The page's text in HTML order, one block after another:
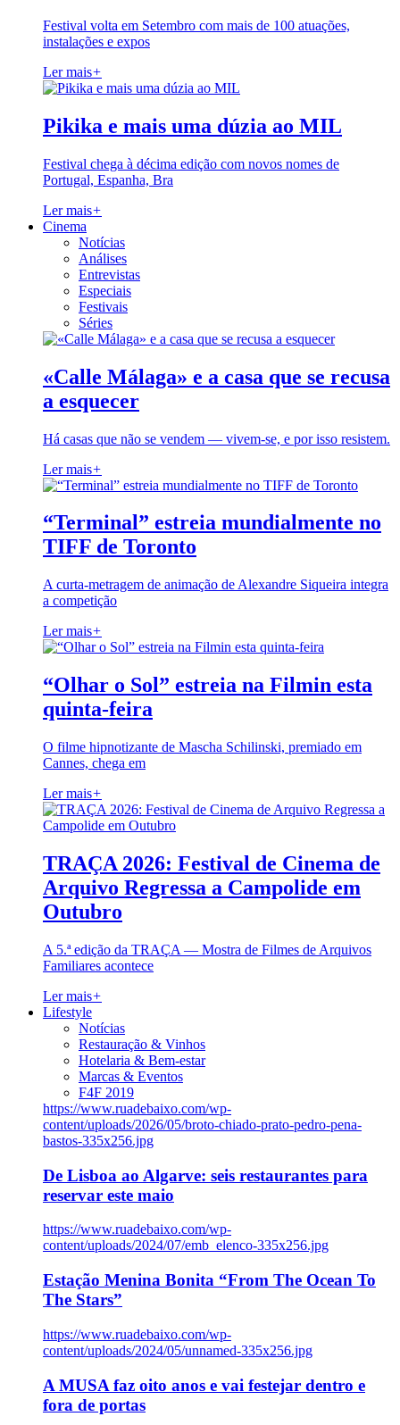
Festival volta em Setembro com mais de 100 atuações,
instalações e expos
Ler mais+
Pikika e mais uma dúzia ao MIL
Festival chega à décima edição com novos nomes de
Portugal, Espanha, Bra
Ler mais+
Cinema
Notícias
Análises
Entrevistas
Especiais
Festivais
Séries
«Calle Málaga» e a casa que se recusa
a esquecer
Há casas que não se vendem — vivem-se, e por isso resistem.
Ler mais+
“Terminal” estreia mundialmente no
TIFF de Toronto
A curta-metragem de animação de Alexandre Siqueira integra
a competição
Ler mais+
“Olhar o Sol” estreia na Filmin esta
quinta-feira
O filme hipnotizante de Mascha Schilinski, premiado em
Cannes, chega em
Ler mais+
TRAÇA 2026: Festival de Cinema de
Arquivo Regressa a Campolide em
Outubro
A 5.ª edição da TRAÇA — Mostra de Filmes de Arquivos
Familiares acontece
Ler mais+
Lifestyle
Notícias
Restauração & Vinhos
Hotelaria & Bem-estar
Marcas & Eventos
F4F 2019
https://www.ruadebaixo.com/wp-
content/uploads/2026/05/broto-chiado-prato-pedro-pena-
bastos-335x256.jpg
De Lisboa ao Algarve: seis restaurantes para
reservar este maio
https://www.ruadebaixo.com/wp-
content/uploads/2024/07/emb_elenco-335x256.jpg
Estação Menina Bonita “From The Ocean To
The Stars”
https://www.ruadebaixo.com/wp-
content/uploads/2024/05/unnamed-335x256.jpg
A MUSA faz oito anos e vai festejar dentro e
fora de portas